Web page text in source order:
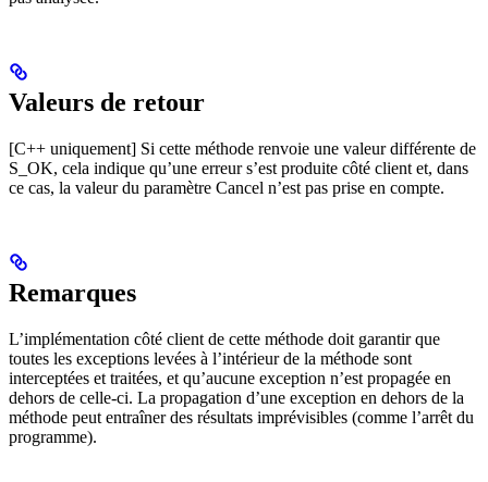
Valeurs de retour
[C++ uniquement] Si cette méthode renvoie une valeur différente de
S_OK, cela indique qu’une erreur s’est produite côté client et, dans
ce cas, la valeur du paramètre Cancel n’est pas prise en compte.
Remarques
L’implémentation côté client de cette méthode doit garantir que
toutes les exceptions levées à l’intérieur de la méthode sont
interceptées et traitées, et qu’aucune exception n’est propagée en
dehors de celle-ci. La propagation d’une exception en dehors de la
méthode peut entraîner des résultats imprévisibles (comme l’arrêt du
programme).